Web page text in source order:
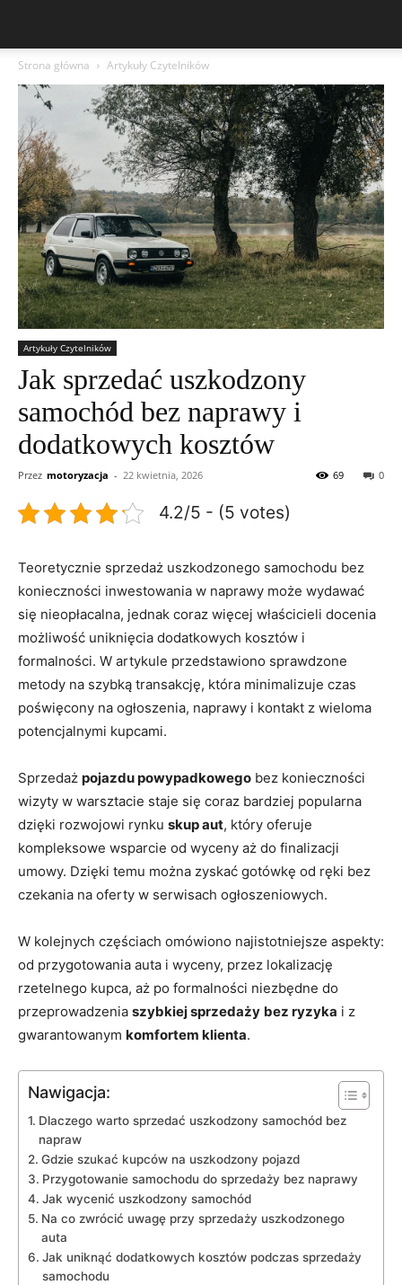
Strona główna Artykuły Czytelników
Artykuły Czytelników
Jak sprzedać uszkodzony
samochód bez naprawy i
dodatkowych kosztów
Przez motoryzacja - 22 kwietnia, 2026 0
69
4.2/5 - (5 votes)
Teoretycznie sprzedaż uszkodzonego samochodu bez
konieczności inwestowania w naprawy może wydawać
się nieopłacalna, jednak coraz więcej właścicieli docenia
możliwość uniknięcia dodatkowych kosztów i
formalności. W artykule przedstawiono sprawdzone
metody na szybką transakcję, która minimalizuje czas
poświęcony na ogłoszenia, naprawy i kontakt z wieloma
potencjalnymi kupcami.
Sprzedaż pojazdu powypadkowego bez konieczności
wizyty w warsztacie staje się coraz bardziej popularna
dzięki rozwojowi rynku skup aut, który oferuje
kompleksowe wsparcie od wyceny aż do finalizacji
umowy. Dzięki temu można zyskać gotówkę od ręki bez
czekania na oferty w serwisach ogłoszeniowych.
W kolejnych częściach omówiono najistotniejsze aspekty:
od przygotowania auta i wyceny, przez lokalizację
rzetelnego kupca, aż po formalności niezbędne do
przeprowadzenia szybkiej sprzedaży bez ryzyka i z
gwarantowanym komfortem klienta.
Nawigacja:
Dlaczego warto sprzedać uszkodzony samochód bez
napraw
Gdzie szukać kupców na uszkodzony pojazd
Przygotowanie samochodu do sprzedaży bez naprawy
Jak wycenić uszkodzony samochód
Na co zwrócić uwagę przy sprzedaży uszkodzonego
auta
Jak uniknąć dodatkowych kosztów podczas sprzedaży
samochodu